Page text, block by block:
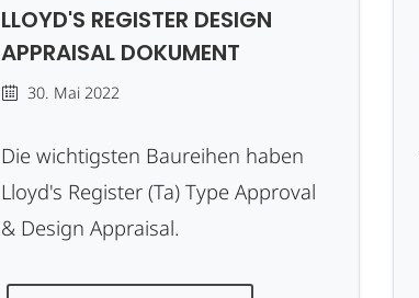
LLOYD'S REGISTER DESIGN
APPRAISAL DOKUMENT
30. Mai 2022
Die wichtigsten Baureihen haben
Lloyd's Register (Ta) Type Approval
& Design Appraisal.